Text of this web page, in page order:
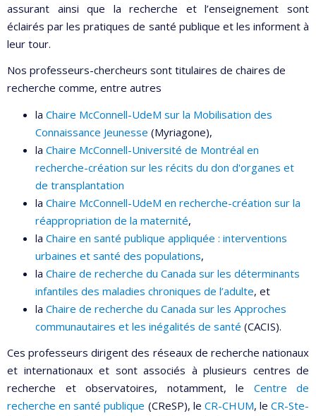
assurant ainsi que la recherche et l’enseignement sont
éclairés par les pratiques de santé publique et les informent à
leur tour.
Nos professeurs-chercheurs sont titulaires de chaires de
recherche comme, entre autres
la Chaire McConnell-UdeM sur la Mobilisation des
Connaissance Jeunesse (Myriagone),
la Chaire McConnell-Université de Montréal en
recherche-création sur les récits du don d'organes et
de transplantation
la Chaire McConnell-UdeM en recherche-création sur la
réappropriation de la maternité,
la Chaire en santé publique appliquée : interventions
urbaines et santé des populations,
la Chaire de recherche du Canada sur les déterminants
infantiles des maladies chroniques de l’adulte, et
la Chaire de recherche du Canada sur les Approches
communautaires et les inégalités de santé (CACIS).
Ces professeurs dirigent des réseaux de recherche nationaux
et internationaux et sont associés à plusieurs centres de
recherche et observatoires, notamment, le Centre de
recherche en santé publique (CReSP), le CR-CHUM, le CR-Ste-